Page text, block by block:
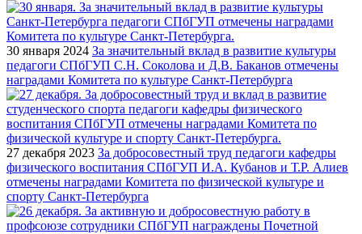
30 января 2024 За значительный вклад в развитие культуры
педагоги СПбГУП С.Н. Соколова и Д.В. Баканов отмечены
наградами Комитета по культуре Санкт-Петербурга
27 декабря 2023 За добросовестный труд педагоги кафедры
физического воспитания СПбГУП И.А. Кубанов и Т.Р. Алиев
отмечены наградами Комитета по физической культуре и
спорту Санкт-Петербурга